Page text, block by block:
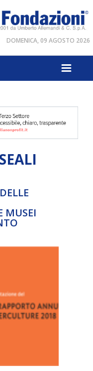
DOMENICA, 09 AGOSTO 2026
MUSEI